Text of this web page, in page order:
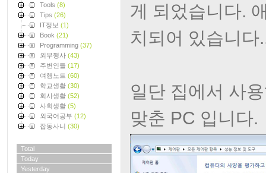
Tools (8)
Tips (26)
IT정보 (1)
Book (21)
Programming (37)
외부행사 (43)
주변인들 (17)
여행노트 (60)
학교생활 (30)
회사생활 (52)
사회생활 (5)
외국어공부 (12)
잡동사니 (30)
Total
Today
Yesterday
게 되었습니다.
치되어 있습니다
일단 집에서 사
맞춘 PC 입니다.